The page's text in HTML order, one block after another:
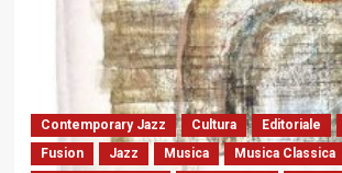
Contemporary Jazz Cultura Editoriale
Fusion
Jazz Musica
Musica Classica